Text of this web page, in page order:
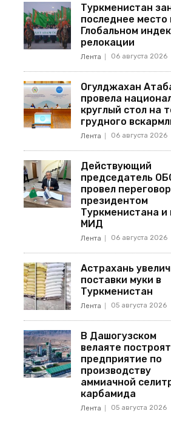
Туркменистан
последнее место
Глобальном
релокации
Лента 06 августа 2026
Огулджахан
провела
круглый стол на
грудного
Лента 06 августа 2026
Действующий
председатель
провел
президентом
Туркменистана и
МИД
Лента 06 августа 2026
Астрахань
поставки муки в
Туркменистан
Лента 05 августа 2026
В Дашогузском
велаяте построят
предприятие по
производству
аммиачной
карбамида
Лента 05 августа 2026